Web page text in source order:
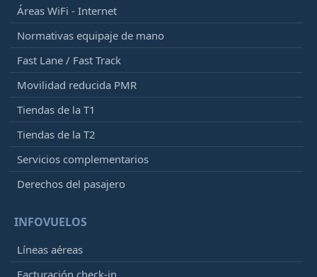
Áreas WiFi - Internet
Normativas equipaje de mano
Fast Lane / Fast Track
Movilidad reducida PMR
Tiendas de la T1
Tiendas de la T2
Servicios complementarios
Derechos del pasajero
INFOVUELOS
Líneas aéreas